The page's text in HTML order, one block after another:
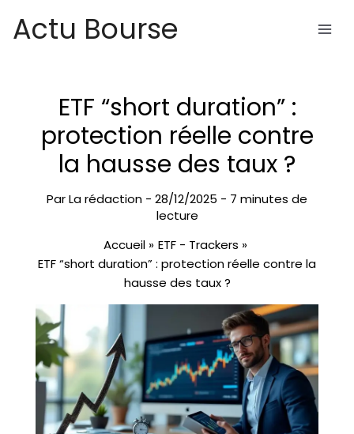
Actu Bourse
ETF “short duration” :
protection réelle contre
la hausse des taux ?
ParLa rédaction - 28/12/2025 - 7 minutes de
lecture
Accueil
ETF - Trackers
ETF “short duration” : protection réelle contre la
hausse des taux ?